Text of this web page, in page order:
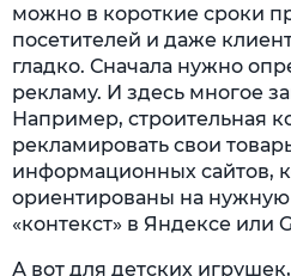
можно в короткие сроки
посетителей и даже
гладко. Сначала нужно
рекламу. И здесь многое
Например, строительная
рекламировать свои
информационных сайтов,
ориентированы на нужную
«контекст» в Яндексе или
А вот для детских